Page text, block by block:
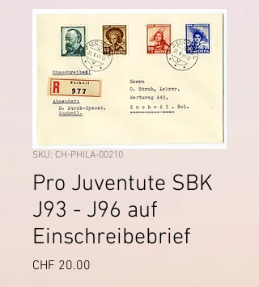
SKU: CH-PHILA-00210
Pro Juventute SBK
J93 - J96 auf
Einschreibebrief
CHF 20.00